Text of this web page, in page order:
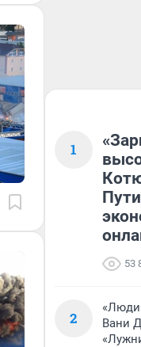
1
53
2
«Люди
Вани